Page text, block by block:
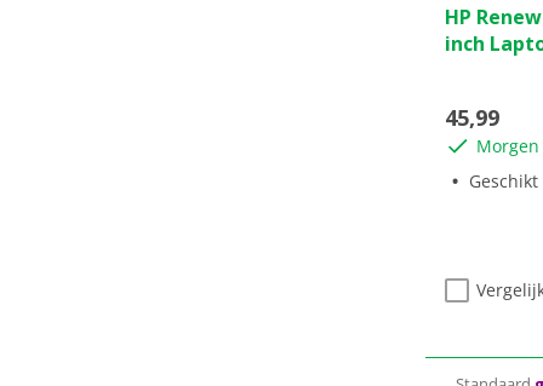
van
de
HP
inch
45,99
Geschikt